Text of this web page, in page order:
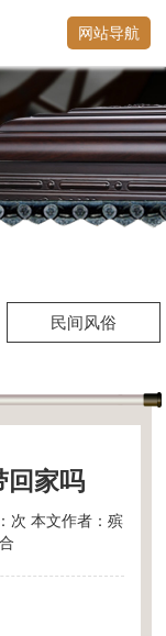
网站导航
民间风俗
回家吗
次 本文作者：殡